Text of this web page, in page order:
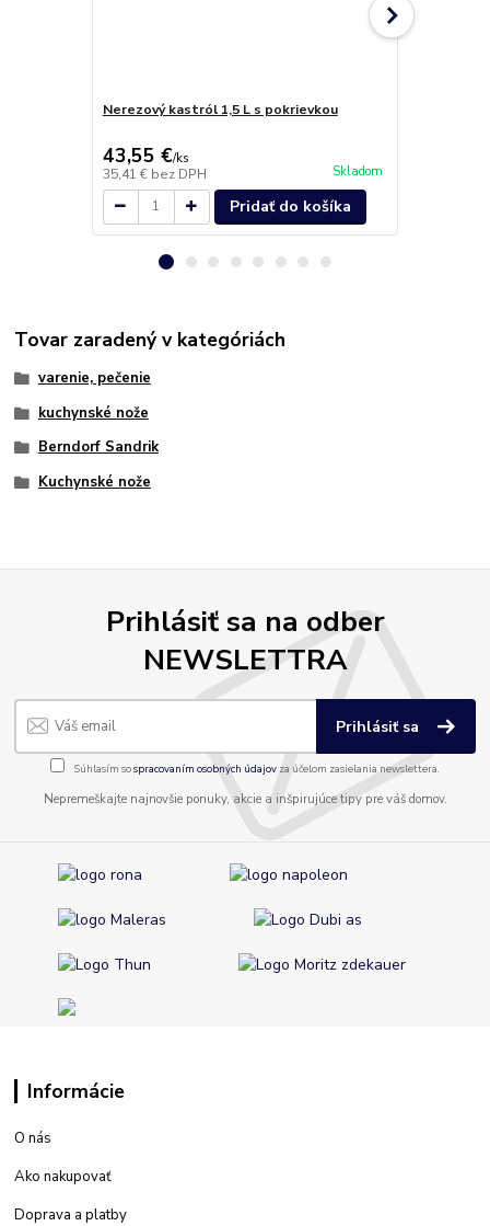
Nerezový kastról 1,5 L s pokrievkou
43,55 €/ks
35,41 € bez DPH Skladom
Pridať do košíka
Tovar zaradený v kategóriách
varenie, pečenie
kuchynské nože
Berndorf Sandrik
Kuchynské nože
Prihlásiť sa na odber
NEWSLETTRA
Prihlásiť sa
Súhlasím sospracovaním osobných údajov za účelom zasielania newslettera.
Nepremeškajte najnovšie ponuky, akcie a inšpirujúce tipy pre váš domov.
Informácie
O nás
Ako nakupovať
Doprava a platby